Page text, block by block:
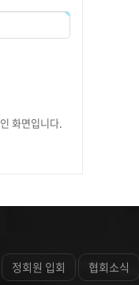
화면입니다.
정회원 입회 협회소식